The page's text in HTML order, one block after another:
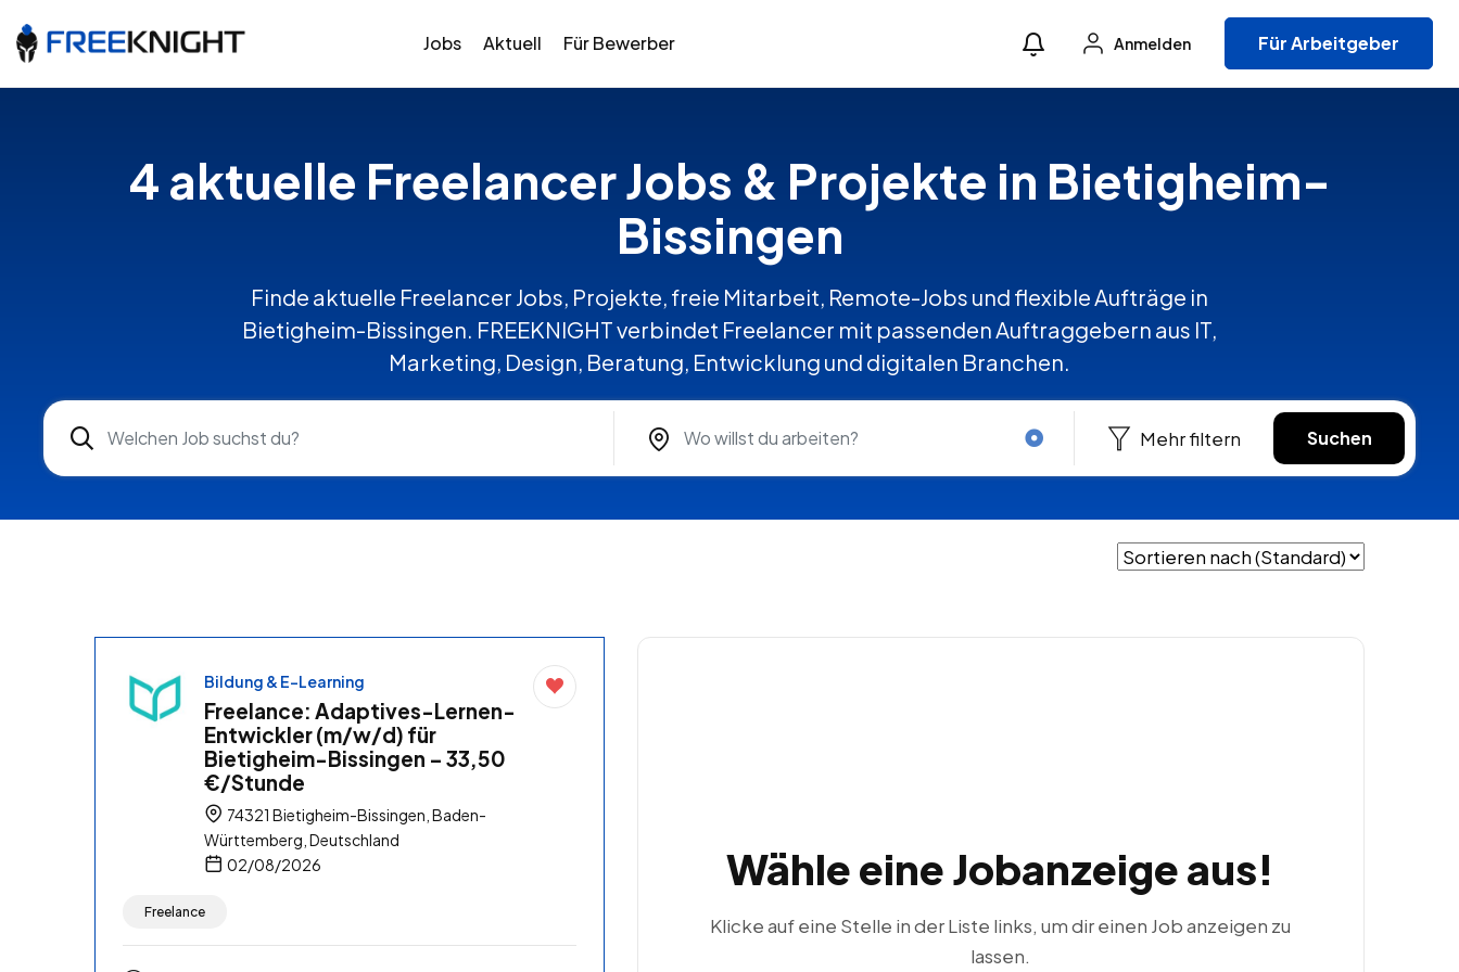
Jobs Aktuell Für Bewerber Anmelden Für Arbeitgeber
4 aktuelle Freelancer Jobs & Projekte in Bietigheim-
Bissingen
Finde aktuelle Freelancer Jobs, Projekte, freie Mitarbeit, Remote-Jobs und flexible Aufträge in
Bietigheim-Bissingen. FREEKNIGHT verbindet Freelancer mit passenden Auftraggebern aus IT,
Marketing, Design, Beratung, Entwicklung und digitalen Branchen.
Mehr filtern Suchen
Bildung & E-Learning
Freelance: Adaptives-Lernen-
Entwickler (m/w/d) für
Bietigheim-Bissingen – 33,50
€/Stunde
74321 Bietigheim-Bissingen, Baden-
Württemberg, Deutschland
02/08/2026
Freelance
Wähle eine Jobanzeige aus!
Klicke auf eine Stelle in der Liste links, um dir einen Job anzeigen zu
lassen.